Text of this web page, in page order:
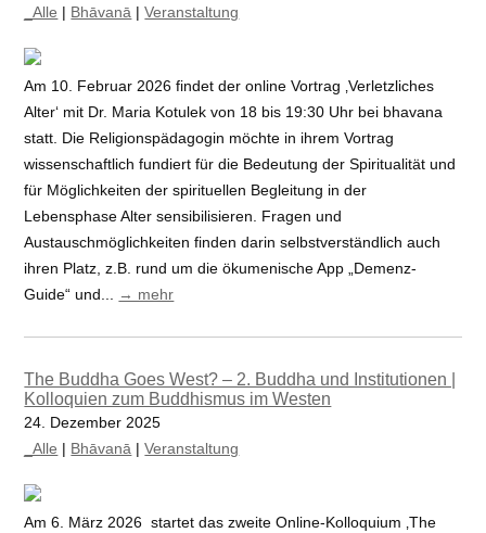
_Alle | Bhāvanā |Veranstaltung
Am 10. Februar 2026 findet der online Vortrag ‚Verletzliches
Alter‘ mit Dr. Maria Kotulek von 18 bis 19:30 Uhr bei bhavana
statt. Die Religionspädagogin möchte in ihrem Vortrag
wissenschaftlich fundiert für die Bedeutung der Spiritualität und
für Möglichkeiten der spirituellen Begleitung in der
Lebensphase Alter sensibilisieren. Fragen und
Austauschmöglichkeiten finden darin selbstverständlich auch
ihren Platz, z.B. rund um die ökumenische App „Demenz-
Guide“ und... → mehr
The Buddha Goes West? – 2. Buddha und Institutionen |
Kolloquien zum Buddhismus im Westen
24. Dezember 2025
_Alle | Bhāvanā |Veranstaltung
Am 6. März 2026 startet das zweite Online-Kolloquium ‚The